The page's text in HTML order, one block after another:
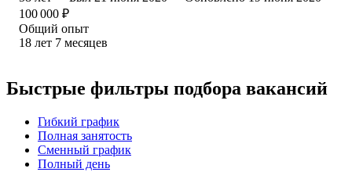
100 000 ₽
Общий опыт
18 лет 7 месяцев
Быстрые фильтры подбора вакансий
Гибкий график
Полная занятость
Сменный график
Полный день